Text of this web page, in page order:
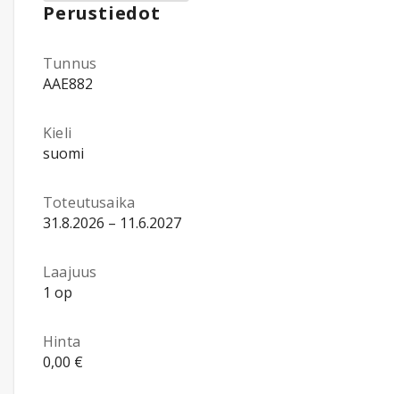
Perustiedot
Tunnus
AAE882
Kieli
suomi
Toteutusaika
31.8.2026 – 11.6.2027
Laajuus
1 op
Hinta
0,00 €